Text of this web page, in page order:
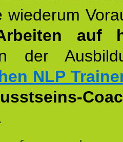
wiederum
auf
der
NLP